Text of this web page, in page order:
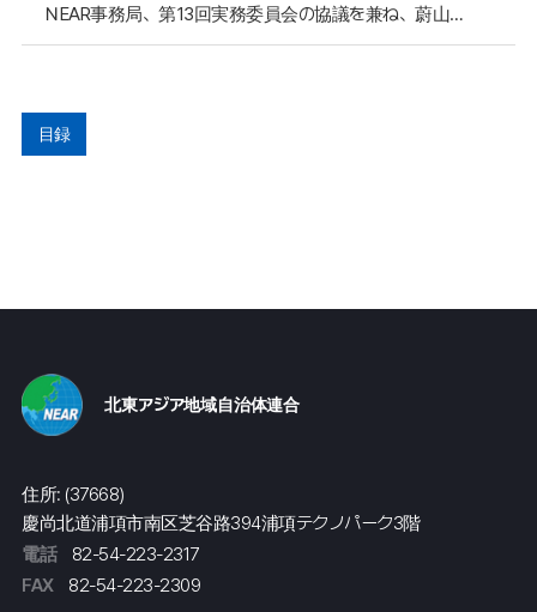
ＮEAR事務局、第13回実務委員会の協議を兼ね、蔚山広域市を訪問(02.22)、【 マスコミ報道スクラップ 】
目録
北東アジア地域自治体連合
住所: (37668)
慶尚北道浦項市南区芝谷路394浦項テクノパーク3階
電話
82-54-223-2317
FAX
82-54-223-2309